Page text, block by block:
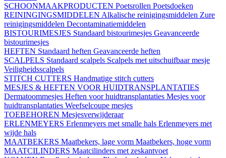
SCHOONMAAKPRODUCTEN Poetsrollen Poetsdoeken
REININGINGSMIDDELEN Alkalische reinigingsmiddelen Zure
reinigingsmiddelen Decontaminatiemiddelen
BISTOURIMESJES Standaard bistourimesjes Geavanceerde
bistourimesjes
HEFTEN Standaard heften Geavanceerde heften
SCALPELS Standaard scalpels Scalpels met uitschuifbaar mesje
Veiligheidsscalpels
STITCH CUTTERS Handmatige stitch cutters
MESJES & HEFTEN VOOR HUIDTRANSPLANTATIES
Dermatoommesjes Heften voor huidtransplantaties Mesjes voor
huidtransplantaties Weefselcoupe mesjes
TOEBEHOREN Mesjesverwijderaar
ERLENMEYERS Erlenmeyers met smalle hals Erlenmeyers met
wijde hals
MAATBEKERS Maatbekers, lage vorm Maatbekers, hoge vorm
MAATCILINDERS Maatcilinders met zeskantvoet